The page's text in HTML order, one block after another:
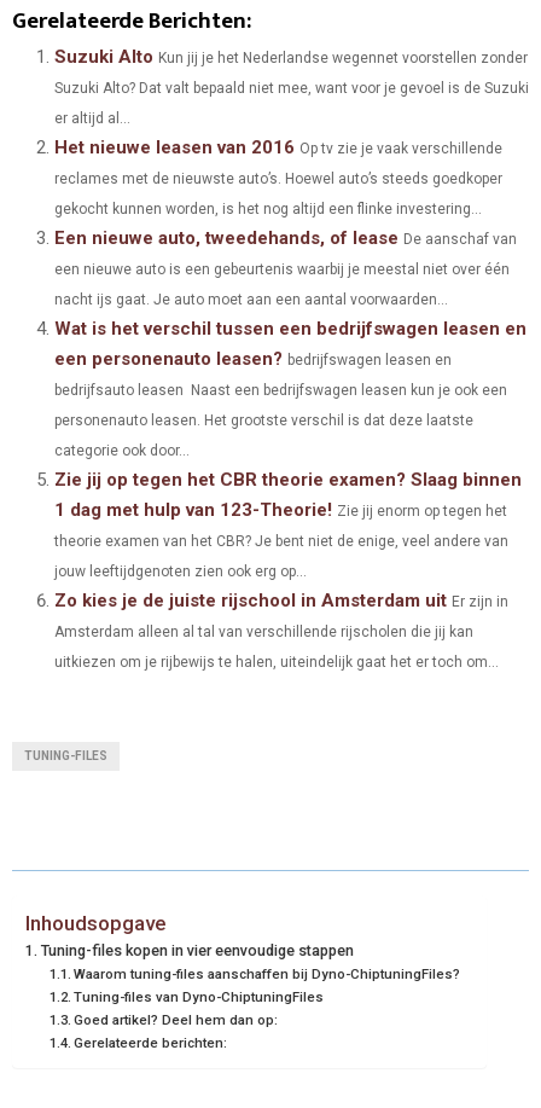
R
O
T
W
T
E
R
)
A
R
O
C
E
O
K
R
O
T
E
R
S
T
A
R
O
N
K
D
N
R
O
I
Gerelateerde Berichten:
Suzuki Alto Kun jij je het Nederlandse wegennet voorstellen zonder
Suzuki Alto? Dat valt bepaald niet mee, want voor je gevoel is de Suzuki
er altijd al...
Het nieuwe leasen van 2016 Op tv zie je vaak verschillende
reclames met de nieuwste auto’s. Hoewel auto’s steeds goedkoper
gekocht kunnen worden, is het nog altijd een flinke investering...
Een nieuwe auto, tweedehands, of lease De aanschaf van
een nieuwe auto is een gebeurtenis waarbij je meestal niet over één
nacht ijs gaat. Je auto moet aan een aantal voorwaarden...
Wat is het verschil tussen een bedrijfswagen leasen en
een personenauto leasen? bedrijfswagen leasen en
bedrijfsauto leasen Naast een bedrijfswagen leasen kun je ook een
personenauto leasen. Het grootste verschil is dat deze laatste
categorie ook door...
Zie jij op tegen het CBR theorie examen? Slaag binnen
1 dag met hulp van 123-Theorie! Zie jij enorm op tegen het
theorie examen van het CBR? Je bent niet de enige, veel andere van
jouw leeftijdgenoten zien ook erg op...
Zo kies je de juiste rijschool in Amsterdam uit Er zijn in
Amsterdam alleen al tal van verschillende rijscholen die jij kan
uitkiezen om je rijbewijs te halen, uiteindelijk gaat het er toch om...
TUNING-FILES
Inhoudsopgave
Tuning-files kopen in vier eenvoudige stappen
Waarom tuning-files aanschaffen bij Dyno-ChiptuningFiles?
Tuning-files van Dyno-ChiptuningFiles
Goed artikel? Deel hem dan op:
Gerelateerde berichten: